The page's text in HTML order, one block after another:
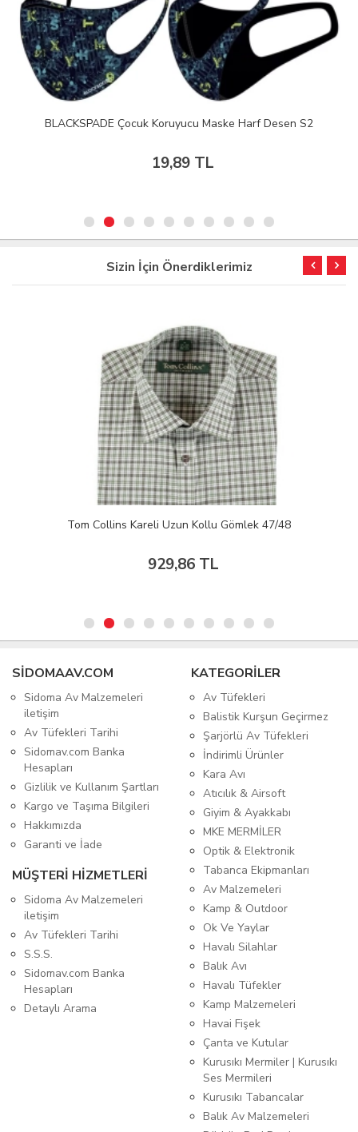
BLACKSPADE Çocuk Koruyucu Maske Harf Desen S2
19,89 TL
Sizin İçin Önerdiklerimiz
Tom Collins Kareli Uzun Kollu Gömlek 47/48
929,86 TL
SIDOMAAV.COM
Sidoma Av Malzemeleri
iletişim
Av Tüfekleri Tarihi
Sidomav.com Banka
Hesapları
Gizlilik ve Kullanım Şartları
Kargo ve Taşıma Bilgileri
Hakkımızda
Garanti ve İade
MÜŞTERİ HİZMETLERİ
Sidoma Av Malzemeleri
iletişim
Av Tüfekleri Tarihi
S.S.S.
Sidomav.com Banka
Hesapları
Detaylı Arama
KATEGORİLER
Av Tüfekleri
Balistik Kurşun Geçirmez
Şarjörlü Av Tüfekleri
İndirimli Ürünler
Kara Avı
Atıcılık & Airsoft
Giyim & Ayakkabı
MKE MERMİLER
Optik & Elektronik
Tabanca Ekipmanları
Av Malzemeleri
Kamp & Outdoor
Ok Ve Yaylar
Havalı Silahlar
Balık Avı
Havalı Tüfekler
Kamp Malzemeleri
Havai Fişek
Çanta ve Kutular
Kurusıkı Mermiler | Kurusıkı
Ses Mermileri
Kurusıkı Tabancalar
Balık Av Malzemeleri